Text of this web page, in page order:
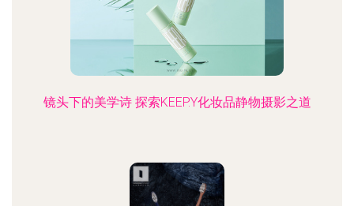
镜头下的美学诗 探索KEEP.Y化妆品静物摄影之道